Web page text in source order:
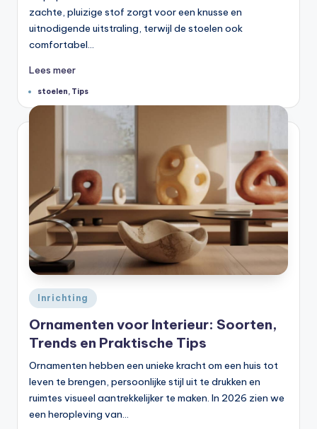
zachte, pluizige stof zorgt voor een knusse en
uitnodigende uitstraling, terwijl de stoelen ook
comfortabel…
Lees meer
Tags:stoelen, Tips
Geplaatst
in
Inrichting
Ornamenten voor Interieur: Soorten,
Trends en Praktische Tips
Ornamenten hebben een unieke kracht om een huis tot
leven te brengen, persoonlijke stijl uit te drukken en
ruimtes visueel aantrekkelijker te maken. In 2026 zien we
een heropleving van…